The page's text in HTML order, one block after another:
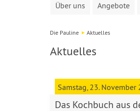
Über uns Angebote
Die Pauline Aktuelles
Aktuelles
Samstag, 23. November
Das Kochbuch aus